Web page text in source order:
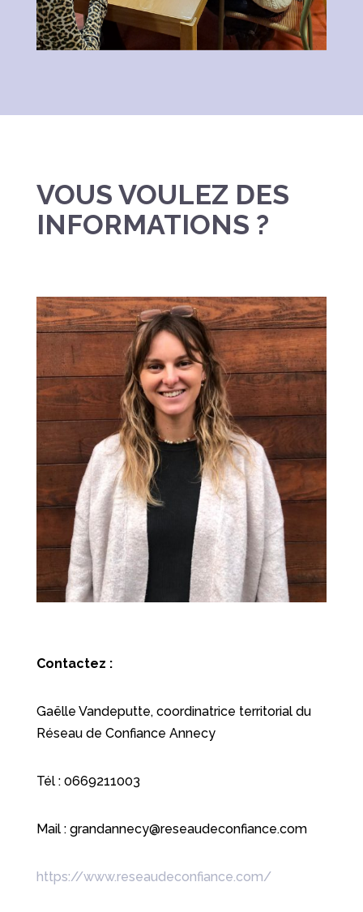
VOUS VOULEZ DES
INFORMATIONS ?
Contactez :
Gaëlle Vandeputte, coordinatrice territorial du
Réseau de Confiance Annecy
Tél : 0669211003
Mail : grandannecy@reseaudeconfiance.com
https://www.reseaudeconfiance.com/